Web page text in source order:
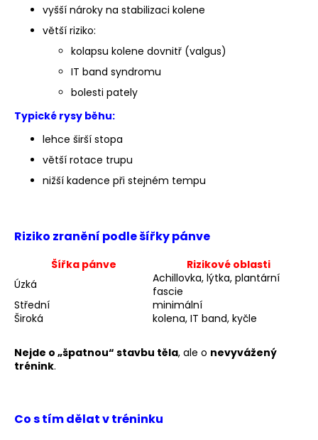
vyšší nároky na stabilizaci kolene
větší riziko:
kolapsu kolene dovnitř (valgus)
IT band syndromu
bolesti pately
Typické rysy běhu:
lehce širší stopa
větší rotace trupu
nižší kadence při stejném tempu
Riziko zranění podle šířky pánve
Šířka pánve
Rizikové oblasti
Úzká
Achillovka, lýtka, plantární
fascie
Střední
minimální
Široká
kolena, IT band, kyčle
Nejde o „špatnou“ stavbu těla, ale o nevyvážený
trénink.
Co s tím dělat v tréninku